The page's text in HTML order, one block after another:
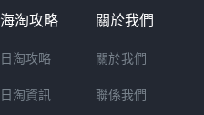
海淘攻略
日淘攻略
日淘資訊
關於我們
關於我們
聯係我們